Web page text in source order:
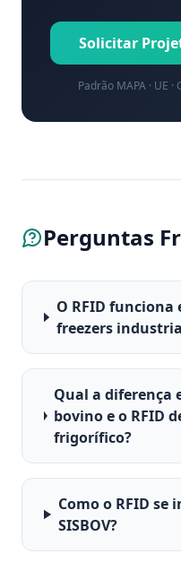
Solicitar
Padrão MAPA · UE ·
Perguntas
O RFID funciona
freezers
Qual a diferença
bovino e o RFID
frigorífico?
Como o RFID se
SISBOV?